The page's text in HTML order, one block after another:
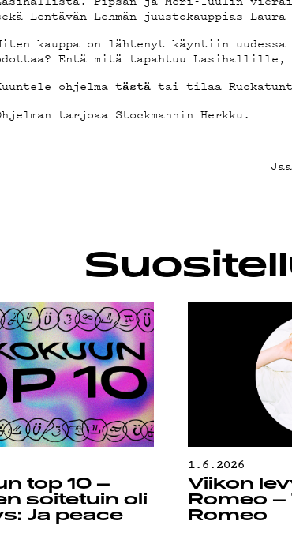
Lentävän Lehmän juustokauppias Laura
kauppa on lähtenyt käyntiin
Entä mitä tapahtuu Lasihallille,
ohjelmatästä tai tilaa
tarjoaa Stockmannin Herkku.
top 10 –
soitetuin oli
Ja peace
1.6.2026
Viikon
Romeo
Romeo